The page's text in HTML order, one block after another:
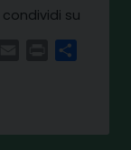
condividi su
WhatsAppPrint